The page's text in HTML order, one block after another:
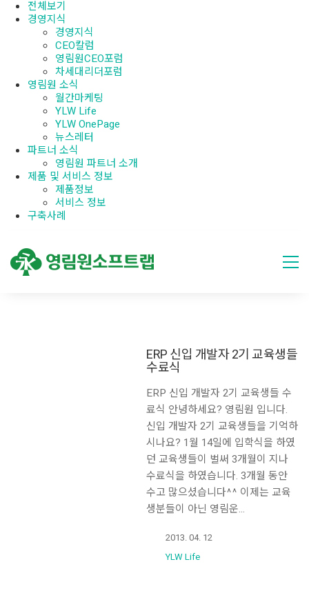
전체보기
경영지식
경영지식
CEO칼럼
영림원CEO포럼
차세대리더포럼
영림원 소식
월간마케팅
YLW Life
YLW OnePage
뉴스레터
파트너 소식
영림원 파트너 소개
제품 및 서비스 정보
제품정보
서비스 정보
구축사례
ERP 신입 개발자 2기 교육생들
수료식
ERP 신입 개발자 2기 교육생들 수
료식 안녕하세요? 영림원 입니다.
신입 개발자 2기 교육생들을 기억하
시나요? 1월 14일에 입학식을 하였
던 교육생들이 벌써 3개월이 지나
수료식을 하였습니다. 3개월 동안
수고 많으셨습니다^^ 이제는 교육
생분들이 아닌 영림운…
2013. 04. 12
YLW Life